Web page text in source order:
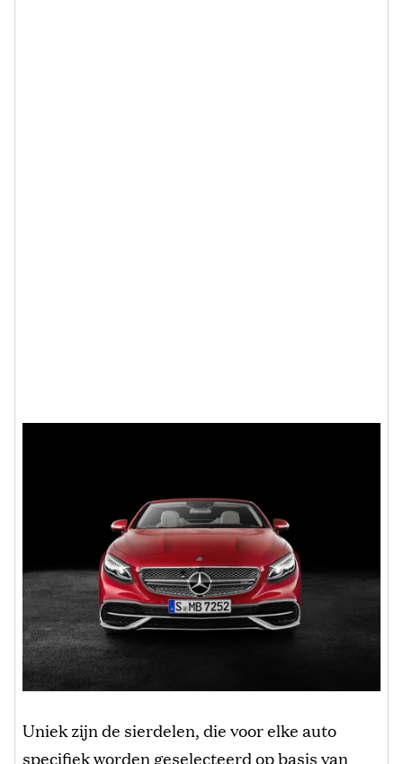
Uniek zijn de sierdelen, die voor elke auto
specifiek worden geselecteerd op basis van